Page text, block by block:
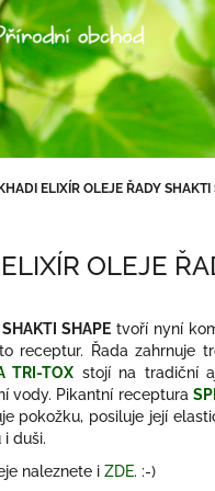
ELIXÍR OLEJE ŘADY SHAKTI
OLEJE
SHAPE tvoří nyní
receptur. Řada zahrnuje
TRI-TOX stojí na tradiční
vody. Pikantní receptura
pokožku, posiluje její
duši.
naleznete i ZDE. :-)